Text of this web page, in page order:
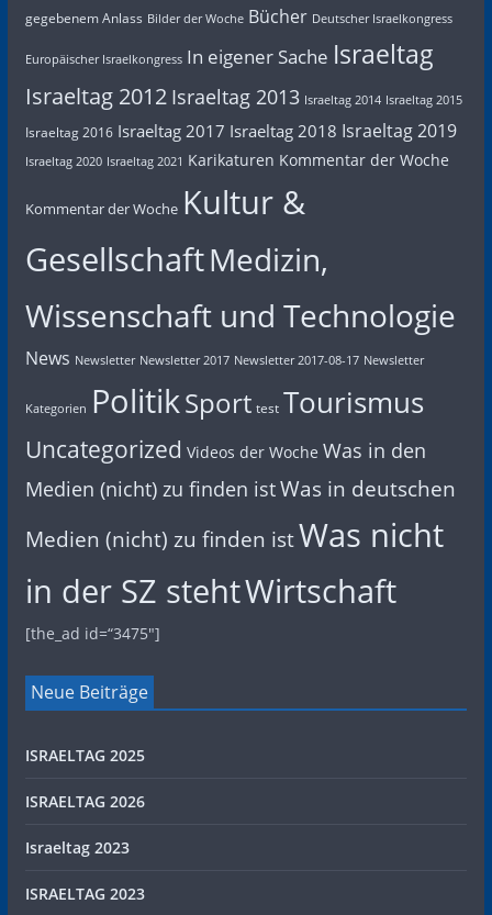
gegebenem Anlass Bilder der Woche Bücher Deutscher Israelkongress
Europäischer Israelkongress In eigener Sache Israeltag
Israeltag 2012 Israeltag 2013 Israeltag 2014 Israeltag 2015
Israeltag 2016 Israeltag 2017 Israeltag 2018 Israeltag 2019
Israeltag 2020 Israeltag 2021 Karikaturen Kommentar der Woche
Kommentar der Woche Kultur &
GesellschaftMedizin,
Wissenschaft und Technologie
News Newsletter Newsletter 2017 Newsletter 2017-08-17 Newsletter
Kategorien PolitikSport test Tourismus
Uncategorized Videos der Woche Was in den
Medien (nicht) zu finden istWas in deutschen
Medien (nicht) zu finden istWas nicht
in der SZ stehtWirtschaft
[the_ad id=“3475″]
Neue Beiträge
ISRAELTAG 2025
ISRAELTAG 2026
Israeltag 2023
ISRAELTAG 2023